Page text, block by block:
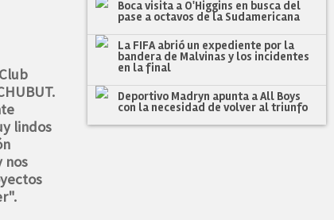
lindos
nos
Boca visita a O'Higgins en busca del
pase a octavos de la Sudamericana
La FIFA abrió un expediente por la
bandera de Malvinas y los incidentes
en la final
Deportivo Madryn apunta a All Boys
con la necesidad de volver al triunfo